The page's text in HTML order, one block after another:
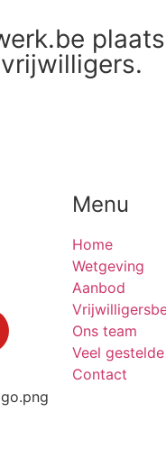
Menu
Home
Wetgeving
Aanbod
Ons team
Veel
Contact